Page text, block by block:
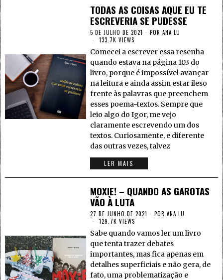
TODAS AS COISAS AQUE EU TE
ESCREVERIA SE PUDESSE
5 DE JULHO DE 2021 PORANA LU
133.7K VIEWS
Comecei a escrever essa resenha
quando estava na página 103 do
livro, porque é impossível avançar
na leitura e ainda assim estar ileso
frente às palavras que preenchem
esses poema-textos. Sempre que
leio algo do Igor, me vejo
claramente escrevendo um dos
textos. Curiosamente, e diferente
das outras vezes, talvez
LER MAIS
MOXIE! – QUANDO AS GAROTAS
VÃO À LUTA
27 DE JUNHO DE 2021 PORANA LU
129.7K VIEWS
Sabe quando vamos ler um livro
que tenta trazer debates
importantes, mas fica apenas em
detalhes superficiais e não gera, de
fato, uma problematização e